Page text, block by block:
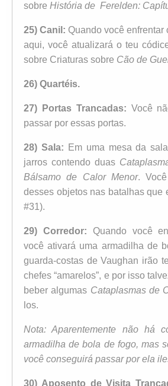
sobre História de Ferelden:
25) Canil: Quando você enfrentar
aqui, você atualizará o teu
sobre Criaturas sobre Cão de
26) Quartéis.
27) Portas Trancadas: Você
passar por essas portas.
28) Sala:
Em uma mesa da
jarros contendo duas
Bálsamo de Calor Menor.
desses objetos nas batalhas que
#31).
29) Corredor: Quando você
você ativará uma armadilha de
guarda-costas de Vaughan irão
chefes “amarelos”, e por isso
beber algumas Cataplasmas de
los.
Nota: Aparentemente não há
armadilha de bola de fogo, mas
você conseguirá passar por ela
30) Aposento de Visita